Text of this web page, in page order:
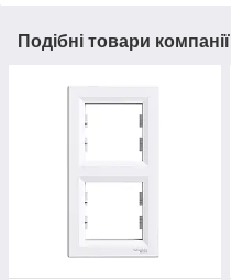
Подібні товари компанії